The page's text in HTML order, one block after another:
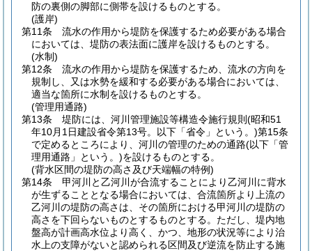
防の裏側の脚部に側帯を設けるものとする。
(護岸)
第11条
流水の作用から堤防を保護するため必要がある場合
においては、堤防の表法面に護岸を設けるものとする。
(水制)
第12条
流水の作用から堤防を保護するため、流水の方向を
規制し、又は水勢を緩和する必要がある場合においては、
適当な箇所に水制を設けるものとする。
(管理用通路)
第13条
堤防には、河川管理施設等構造令施行規則 (昭和51
年10月1日建設省令第13号。以下「省令」という。)第15条
で定めるところにより、河川の管理のための通路(以下「管
理用通路」という。)を設けるものとする。
(背水区間の堤防の高さ及び天端幅の特例)
第14条
甲河川と乙河川が合流することにより乙河川に背水
が生ずることとなる場合においては、合流箇所より上流の
乙河川の堤防の高さは、その箇所における甲河川の堤防の
高さを下回らないものとするものとする。 ただし、堤内地
盤高が計画高水位より高く、かつ、地形の状況等により治
水上の支障がないと認められる区間及び逆流を防止する施